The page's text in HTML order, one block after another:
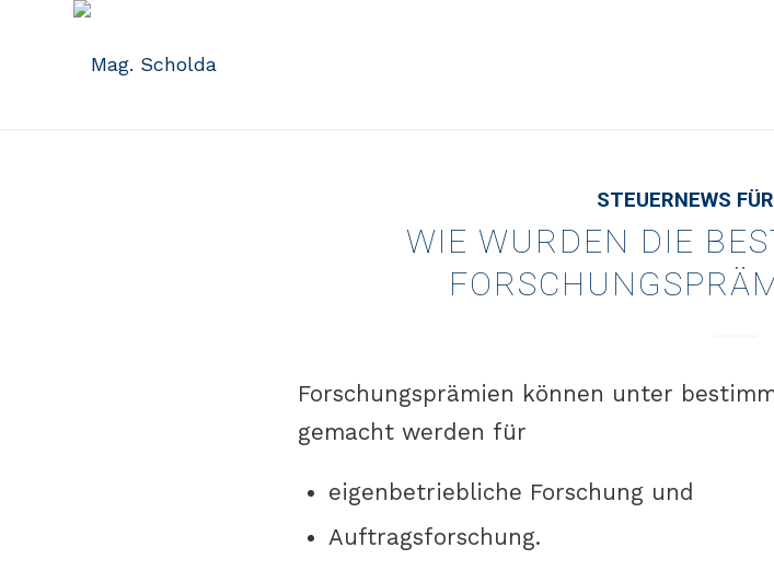
STEUERNEWS
WIE WURDEN DIE
Forschungsprämien können unter
gemacht werden für
eigenbetriebliche Forschung und
Auftragsforschung.